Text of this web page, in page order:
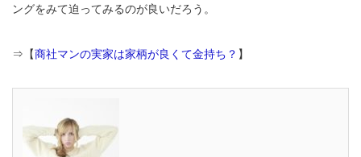
ングをみて迫ってみるのが良いだろう。
⇒【商社マンの実家は家柄が良くて金持ち？ 】